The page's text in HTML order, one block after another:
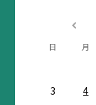
日 月
3
4